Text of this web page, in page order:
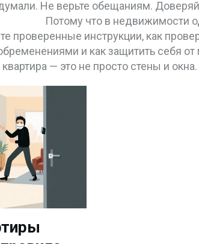
Не верьте обещаниям.
Потому что в недвижимости
проверенные инструкции, как
и как защитить себя
— это не просто стены и